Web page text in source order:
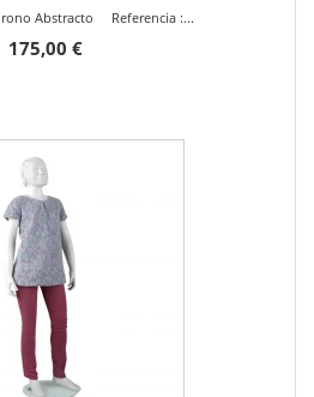
Abstracto Referencia :...
175,00 €